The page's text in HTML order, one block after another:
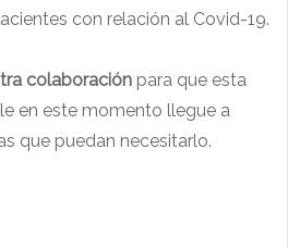
con relación al Covid-19.
colaboración para que esta
en este momento llegue a
que puedan necesitarlo.